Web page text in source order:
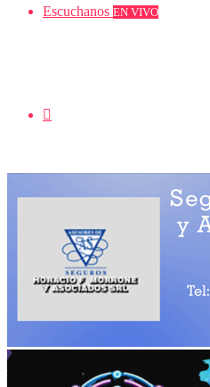
Escuchanos EN VIVO